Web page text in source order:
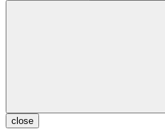
close